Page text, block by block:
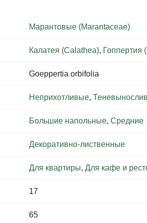
Марантовые (Marantaceae)
Калатея (Calathea), Гоппертия
Goeppertia orbifolia
Неприхотливые,
Большие напольные, Средние
Декоративно-лиственные
Для квартиры, Для кафе и
17
65